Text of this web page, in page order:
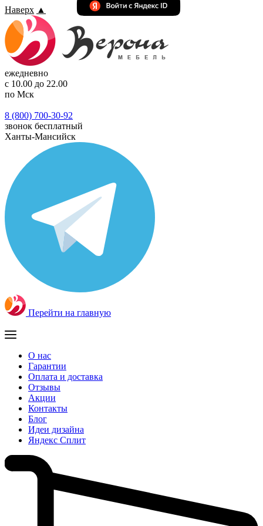
Наверх ▲
ежедневно
с 10.00 до 22.00
по Мск
8 (800) 700-30-92
звонок бесплатный
Ханты-Мансийск
Перейти на главную
О нас
Гарантии
Оплата и доставка
Отзывы
Акции
Контакты
Блог
Идеи дизайна
Яндекс Сплит